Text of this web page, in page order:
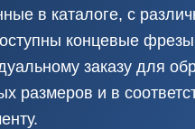
в каталоге, с
концевые
заказу для
размеров и в